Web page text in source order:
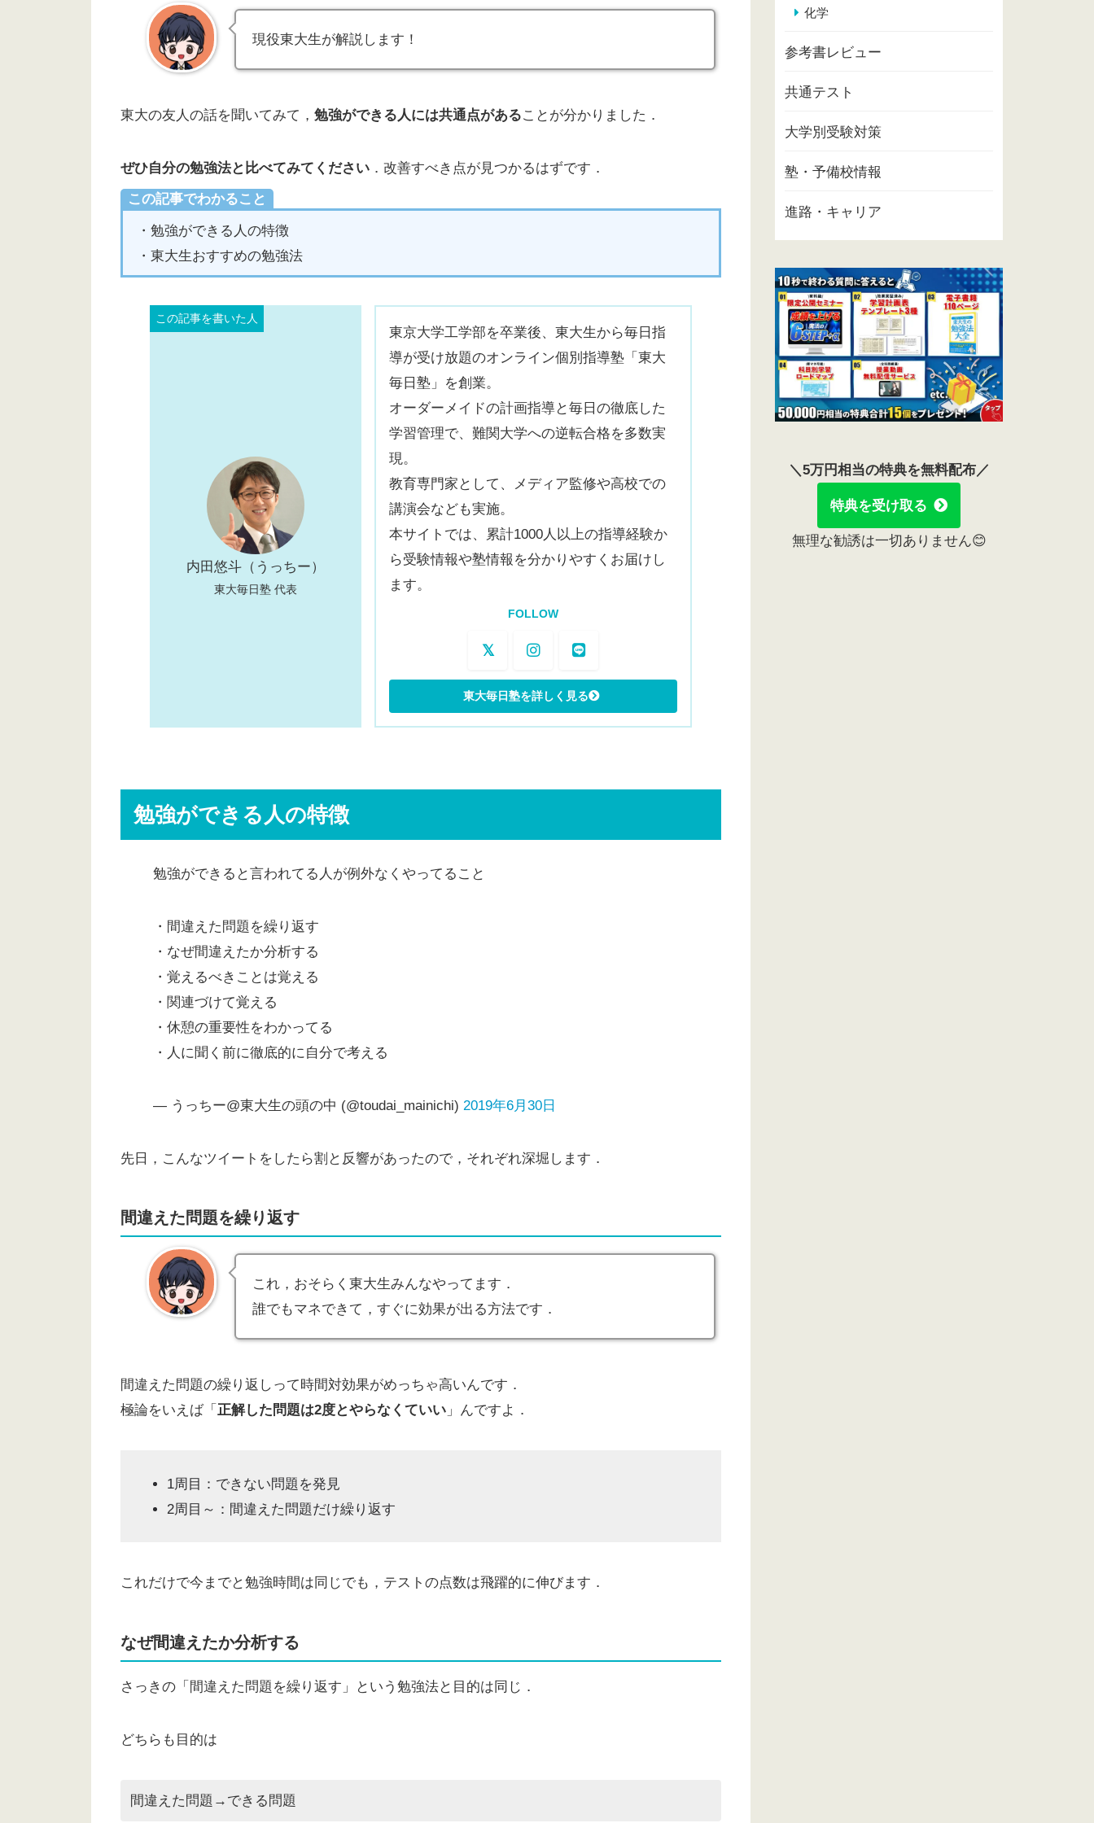
現役東大生が解説します！
東大の友人の話を聞いてみて， 勉強ができる人には共通点があることが分かりました．
ぜひ自分の勉強法と比べてみてください ．改善すべき点が見つかるはずです．
この記事でわかること
・勉強ができる人の特徴
・東大生おすすめの勉強法
内田悠斗（うっちー）
東大毎日塾 代表
東京大学工学部を卒業後、東大生から毎日指
導が受け放題のオンライン個別指導塾「東大
毎日塾」を創業。
オーダーメイドの計画指導と毎日の徹底した
学習管理で、難関大学への逆転合格を多数実
現。
教育専門家として、メディア監修や高校での
講演会なども実施。
本サイトでは、累計1000人以上の指導経験か
ら受験情報や塾情報を分かりやすくお届けし
ます。
FOLLOW
勉強ができる人の特徴
勉強ができると言われてる人が例外なくやってること
・間違えた問題を繰り返す
・なぜ間違えたか分析する
・覚えるべきことは覚える
・関連づけて覚える
・休憩の重要性をわかってる
・人に聞く前に徹底的に自分で考える
— うっちー@東大生の頭の中 (@toudai_mainichi) 2019年6月30日
先日，こんなツイートをしたら割と反響があったので，それぞれ深堀します．
間違えた問題を繰り返す
これ，おそらく東大生みんなやってます．
誰でもマネできて，すぐに効果が出る方法です．
間違えた問題の繰り返しって時間対効果がめっちゃ高いんです．
極論をいえば「 正解した問題は2度とやらなくていい 」んですよ．
1周目：できない問題を発見
2周目～：間違えた問題だけ繰り返す
これだけで今までと勉強時間は同じでも，テストの点数は飛躍的に伸びます．
なぜ間違えたか分析する
さっきの「間違えた問題を繰り返す」という勉強法と目的は同じ．
どちらも目的は
間違えた問題→できる問題
化学
参考書レビュー
共通テスト
大学別受験対策
塾・予備校情報
進路・キャリア
＼5万円相当の特典を無料配布／
特典を受け取る
無理な勧誘は一切ありません😊